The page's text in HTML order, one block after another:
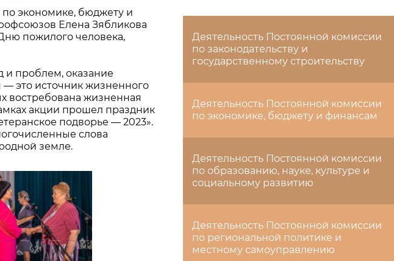
по экономике, бюджету и
Елена Зябликова
пожилого человека,
и проблем, оказание
это источник жизненного
востребована жизненная
акции прошел праздник
подворье — 2023».
слова
земле.
Деятельность Постоянной комиссии
по законодательству и
государственному строительству
Деятельность Постоянной комиссии
по экономике, бюджету и финансам
Деятельность Постоянной комиссии
по образованию, науке, культуре и
социальному развитию
Деятельность Постоянной комиссии
по региональной политике и
местному самоуправлению